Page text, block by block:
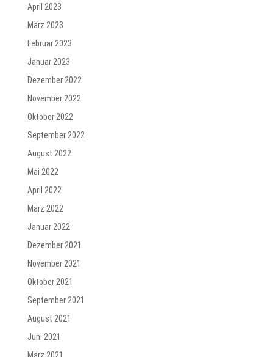
April 2023
März 2023
Februar 2023
Januar 2023
Dezember 2022
November 2022
Oktober 2022
September 2022
August 2022
Mai 2022
April 2022
März 2022
Januar 2022
Dezember 2021
November 2021
Oktober 2021
September 2021
August 2021
Juni 2021